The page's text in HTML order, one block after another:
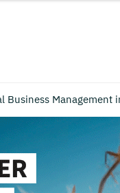
Business Management